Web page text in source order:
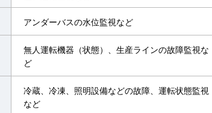
アンダーバスの水位監視など
無人運転機器（状態）、生産ラインの故障監視な
ど
冷蔵、冷凍、照明設備などの故障、運転状態監視
など